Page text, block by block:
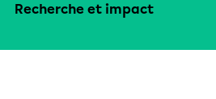
Recherche et impact